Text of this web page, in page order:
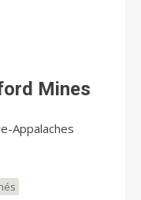
Mines
Appalaches